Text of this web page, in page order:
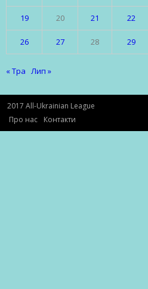
19 20 21 22
26 27 28 29
« Тра Лип »
2017 All-Ukrainian League
Про нас
Контакти